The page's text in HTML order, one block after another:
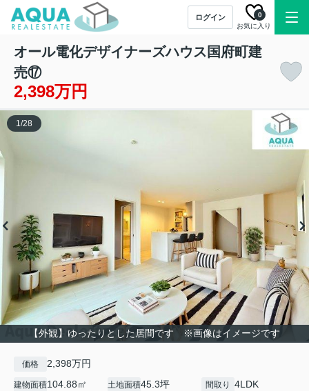
ログイン
お気に入り
0
オール電化デザイナーズハウス国府町建
売⑰
2,398万円
【外観】ゆったりとした居間です ※画像はイメージです
1/28
価格 2,398万円
建物面積104.88㎡ 土地面積45.3坪
間取り 4LDK